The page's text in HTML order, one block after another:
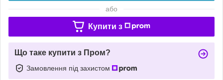
або
Купити з
Що таке купити з Пром?
Замовлення під захистом